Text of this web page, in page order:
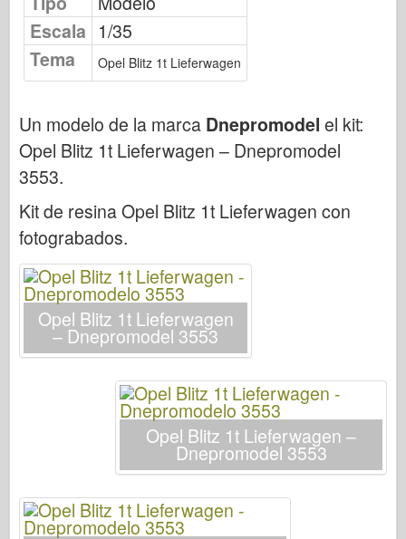
Publicación de Osprey
Señal de escuadrón
Potencia del tanque
Waffen-Arsenal
Wydawnictwo Militaria
Maquetas
Academia
Modelos ace
AFV Club
Airfix
Fuerza Aérea
Modelo AZ
Perro negro
Afición cibernética
Dnepromodel
Dragón
Eduard
Escala 1/35
Tema
Opel Blitz 1t Lieferwagen
Un modelo de la marca Dnepromodel el kit:
Opel Blitz 1t Lieferwagen – Dnepromodel
3553.
Kit de resina Opel Blitz 1t Lieferwagen con
fotograbados.
Opel Blitz 1t Lieferwagen
– Dnepromodel 3553
Opel Blitz 1t Lieferwagen –
Dnepromodel 3553